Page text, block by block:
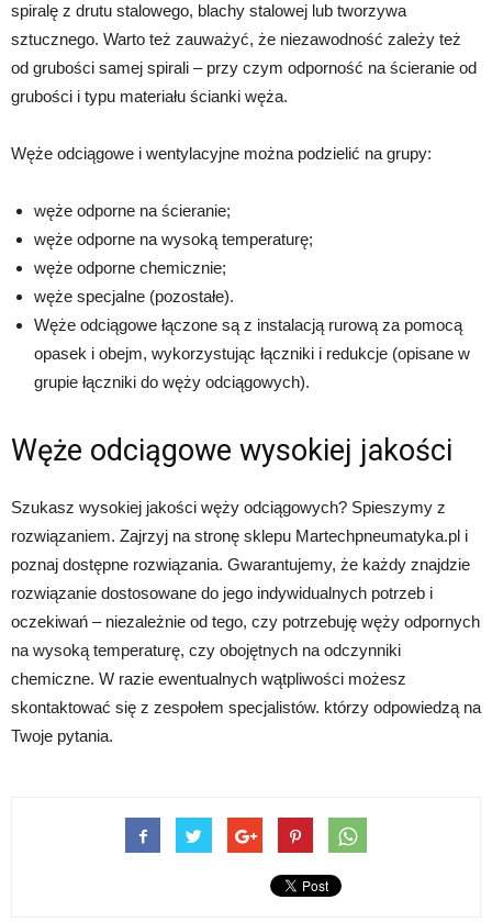
spiralę z drutu stalowego, blachy stalowej lub tworzywa
sztucznego. Warto też zauważyć, że niezawodność zależy też
od grubości samej spirali – przy czym odporność na ścieranie od
grubości i typu materiału ścianki węża.
Węże odciągowe i wentylacyjne można podzielić na grupy:
węże odporne na ścieranie;
węże odporne na wysoką temperaturę;
węże odporne chemicznie;
węże specjalne (pozostałe).
Węże odciągowe łączone są z instalacją rurową za pomocą
opasek i obejm, wykorzystując łączniki i redukcje (opisane w
grupie łączniki do węży odciągowych).
Węże odciągowe wysokiej jakości
Szukasz wysokiej jakości węży odciągowych? Spieszymy z
rozwiązaniem. Zajrzyj na stronę sklepu Martechpneumatyka.pl i
poznaj dostępne rozwiązania. Gwarantujemy, że każdy znajdzie
rozwiązanie dostosowane do jego indywidualnych potrzeb i
oczekiwań – niezależnie od tego, czy potrzebuję węży odpornych
na wysoką temperaturę, czy obojętnych na odczynniki
chemiczne. W razie ewentualnych wątpliwości możesz
skontaktować się z zespołem specjalistów. którzy odpowiedzą na
Twoje pytania.